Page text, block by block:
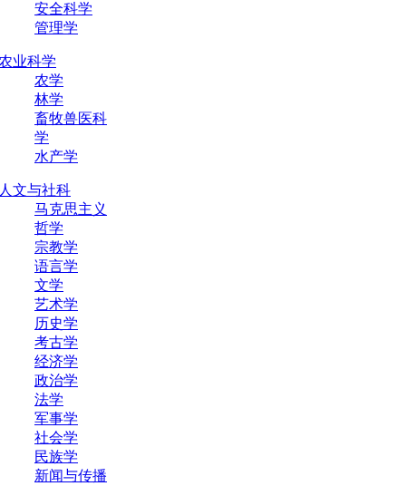
安全科学
管理学
业科学
农学
林学
畜牧兽医科
学
水产学
文与社科
马克思主义
哲学
宗教学
语言学
文学
艺术学
历史学
考古学
经济学
政治学
法学
军事学
社会学
民族学
新闻与传播